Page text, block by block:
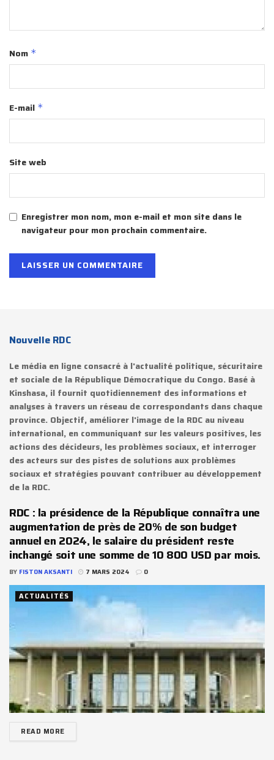
Nom *
E-mail *
Site web
Enregistrer mon nom, mon e-mail et mon site dans le
navigateur pour mon prochain commentaire.
Nouvelle RDC
Le média en ligne consacré à l'actualité politique, sécuritaire
et sociale de la République Démocratique du Congo. Basé à
Kinshasa, il fournit quotidiennement des informations et
analyses à travers un réseau de correspondants dans chaque
province. Objectif, améliorer l'image de la RDC au niveau
international, en communiquant sur les valeurs positives, les
actions des décideurs, les problèmes sociaux, et interroger
des acteurs sur des pistes de solutions aux problèmes
sociaux et stratégies pouvant contribuer au développement
de la RDC.
RDC : la présidence de la République connaîtra une
augmentation de près de 20% de son budget
annuel en 2024, le salaire du président reste
inchangé soit une somme de 10 800 USD par mois.
BY FISTON AKSANTI 7 MARS 2024 0
ACTUALITÉS
READ MORE